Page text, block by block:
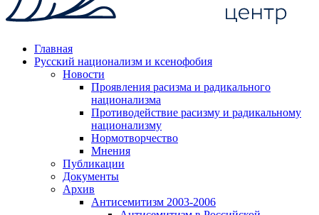
Главная
Русский национализм и ксенофобия
Новости
Проявления расизма и радикального
национализма
Противодействие расизму и радикальному
национализму
Нормотворчество
Мнения
Публикации
Документы
Архив
Антисемитизм 2003-2006